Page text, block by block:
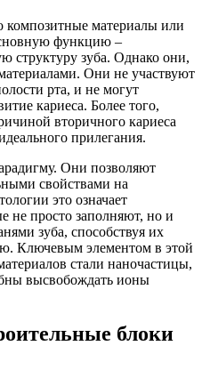
материалы или
функцию –
структуру зуба. Однако они,
Они не участвуют
рта, и не могут
кариеса. Более того,
вторичного кариеса
прилегания.
Они позволяют
свойствами на
это означает
не просто заполняют, но и
зуба, способствуя их
Ключевым элементом в этой
стали наночастицы,
высвобождать ионы
блоки